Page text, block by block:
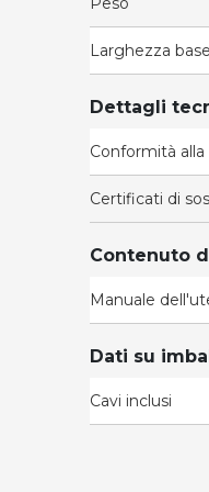
Larghezza base
Dettagli
Conformità
Certificati di
Contenuto
Manuale
Dati su
Cavi inclusi